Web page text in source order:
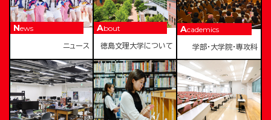
News
ニュース
About
徳島文理大学について
Academics
学部・大学院・専攻科